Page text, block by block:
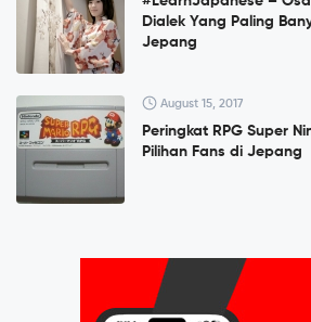
Dialek Yang Paling
Jepang
August 15, 2017
Peringkat RPG Super
Pilihan Fans di Jepang